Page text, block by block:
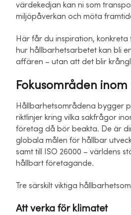
värdekedjan kan ni som
miljöpåverkan och möta
Här får du inspiration, konkreta
hur hållbarhetsarbetet kan bli
affären – utan att det blir
Fokusområden
Hållbarhetsområdena bygger
riktlinjer kring vilka sakfrågor
företag då bör beakta. De är
globala målen för hållbar
samt till ISO 26000 – världens
hållbart företagande.
Tre särskilt viktiga
Att verka för klimatet